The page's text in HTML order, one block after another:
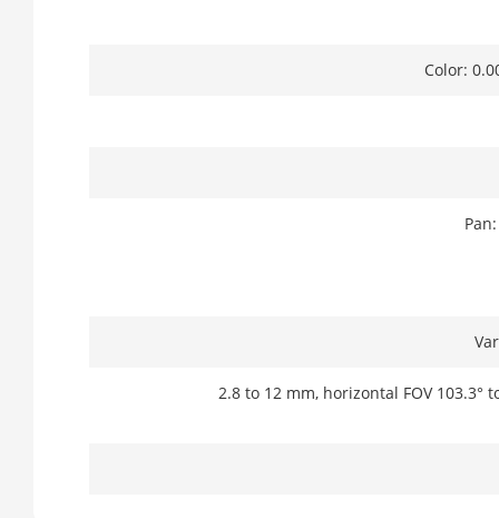
Color:
2.8 to 12 mm, horizontal FOV 103.3°